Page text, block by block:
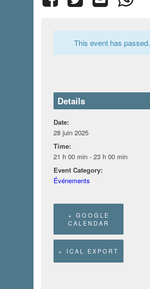
This event has passed.
Details
Date:
28 juin 2025
Time:
21 h 00 min - 23 h 00 min
Event Category:
Événements
+ GOOGLE
CALENDAR
+ ICAL EXPORT